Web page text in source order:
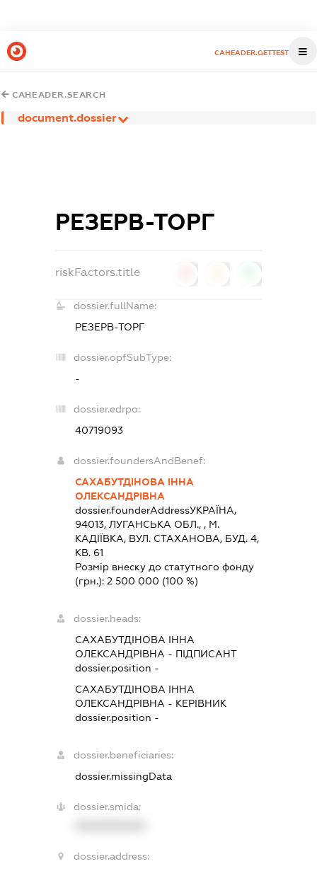
CAHEADER.GETTEST
CAHEADER.SEARCH
document.dossier
РЕЗЕРВ-ТОРГ
riskFactors.title
dossier.fullName:
РЕЗЕРВ-ТОРГ
dossier.opfSubType:
-
dossier.edrpo:
40719093
dossier.foundersAndBenef:
САХАБУТДІНОВА ІННА
ОЛЕКСАНДРІВНА
dossier.founderAddressУКРАЇНА,
94013, ЛУГАНСЬКА ОБЛ., , М.
КАДIЇВКА, ВУЛ. СТАХАНОВА, БУД. 4,
КВ. 61
Розмір внеску до статутного фонду
(грн.):2 500 000 (100 %)
dossier.heads:
САХАБУТДІНОВА ІННА
ОЛЕКСАНДРІВНА - ПІДПИСАНТ
dossier.position -
САХАБУТДІНОВА ІННА
ОЛЕКСАНДРІВНА - КЕРІВНИК
dossier.position -
dossier.beneficiaries:
dossier.missingData
dossier.smida:
dossier.address: